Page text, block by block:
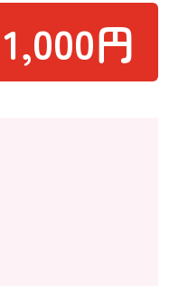
1,000円